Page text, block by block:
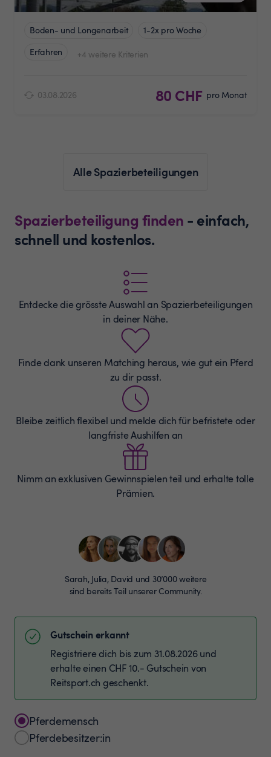
Boden- und Longenarbeit
1-2x pro Woche
Erfahren
+4 weitere Kriterien
03.08.2026 80 CHF pro Monat
Alle Spazierbeteiligungen
Spazierbeteiligung finden - einfach,
schnell und kostenlos.
Entdecke die grösste Auswahl an Spazierbeteiligungen
in deiner Nähe.
Finde dank unseren Matching heraus, wie gut ein Pferd
zu dir passt.
Bleibe zeitlich flexibel und melde dich für befristete oder
langfriste Aushilfen an
Nimm an exklusiven Gewinnspielen teil und erhalte tolle
Prämien.
Sarah, Julia, David und 30’000 weitere
sind bereits Teil unserer Community.
Gutschein erkannt
Registriere dich bis zum 31.08.2026 und
erhalte einen CHF 10.- Gutschein von
Reitsport.ch geschenkt.
Pferdemensch
Pferdebesitzer:in